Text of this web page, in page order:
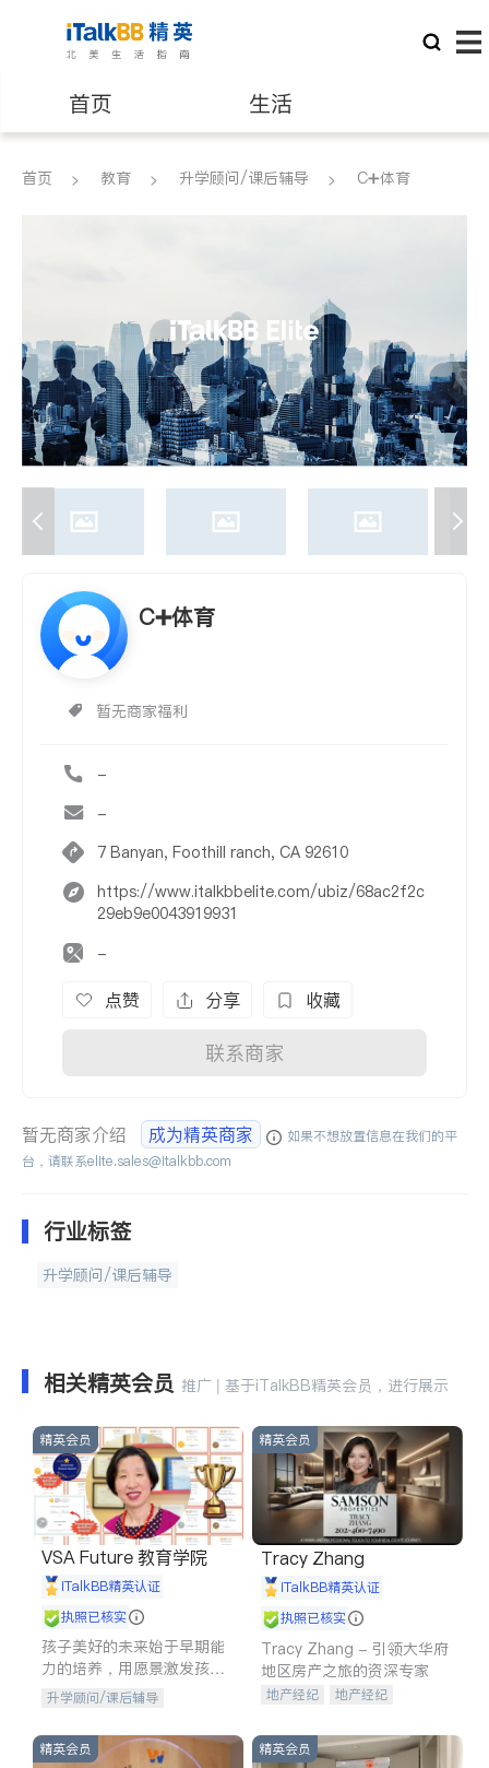
首页 生活
医生 律师
养老 非盈利组织
首页 教育 升学顾问/课后辅导 C➕体育
C➕体育
暂无商家福利
-
-
7 Banyan, Foothill ranch, CA 92610
https://www.italkbbelite.com/ubiz/68ac2f2c
29eb9e0043919931
-
点赞 分享 收藏
联系商家
暂无商家介绍 成为精英商家
如果不想放置信息在我们的平
台，请联系elite.sales@italkbb.com
行业标签
升学顾问/课后辅导
相关精英会员 推广 | 基于iTalkBB精英会员，进行展示
精英会员
VSA Future 教育学院
iTalkBB精英认证
执照已核实
孩子美好的未来始于早期能
力的培养，用愿景激发孩子
的学习潜力和动力。理念：
拥有成长型心态是成功的基
石。
升学顾问/课后辅导
精英会员
Tracy Zhang
iTalkBB精英认证
执照已核实
Tracy Zhang - 引领大华府
地区房产之旅的资深专家
地产经纪
地产经纪
商铺租售
开发商建商
精英会员 精英会员